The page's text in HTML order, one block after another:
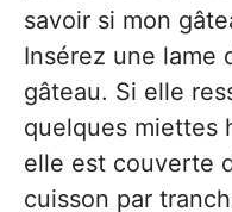
savoir si mon
Insérez une lame
gâteau. Si elle
quelques miettes
elle est couverte
cuisson par